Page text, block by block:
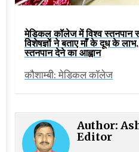
मेडिकल कॉलेज में विश्व स्तनपान
विशेषज्ञों ने बताए माँ के दूध के
स्तनपान देने का आह्वान
कौशाम्बी: मेडिकल कॉलेज
Author:
Editor